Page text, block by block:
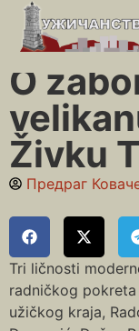
Почетна»Други
Užica Živku Topaloviću
O
Živku
Предраг
Tri ličnosti
radničkog
užičkog kraja,